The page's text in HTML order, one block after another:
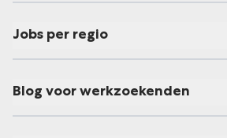
Jobs per regio
Blog voor werkzoekenden